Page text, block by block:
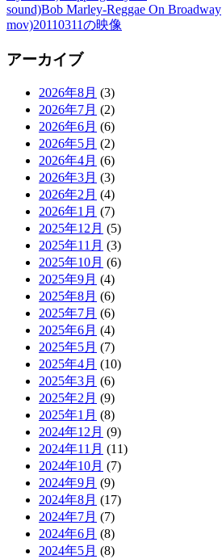
sound)Bob Marley-Reggae On Broadway
mov)20110311の映像
アーカイブ
2026年8月 (3)
2026年7月 (2)
2026年6月 (6)
2026年5月 (2)
2026年4月 (6)
2026年3月 (3)
2026年2月 (4)
2026年1月 (7)
2025年12月 (5)
2025年11月 (3)
2025年10月 (6)
2025年9月 (4)
2025年8月 (6)
2025年7月 (6)
2025年6月 (4)
2025年5月 (7)
2025年4月 (10)
2025年3月 (6)
2025年2月 (9)
2025年1月 (8)
2024年12月 (9)
2024年11月 (11)
2024年10月 (7)
2024年9月 (9)
2024年8月 (17)
2024年7月 (7)
2024年6月 (8)
2024年5月 (8)